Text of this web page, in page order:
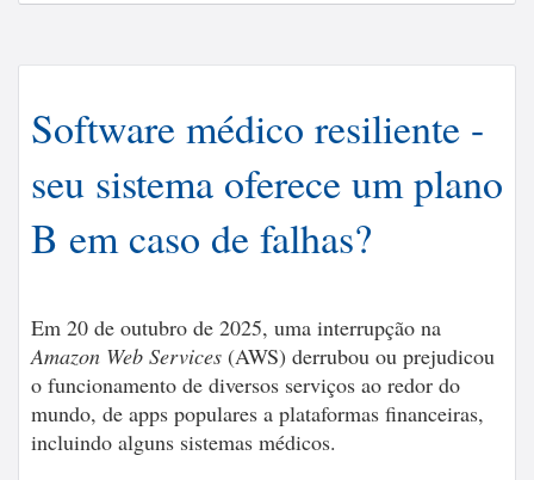
Software médico resiliente -
seu sistema oferece um plano
B em caso de falhas?
Em 20 de outubro de 2025, uma interrupção na
Amazon Web Services (AWS) derrubou ou prejudicou
o funcionamento de diversos serviços ao redor do
mundo, de apps populares a plataformas financeiras,
incluindo alguns sistemas médicos.